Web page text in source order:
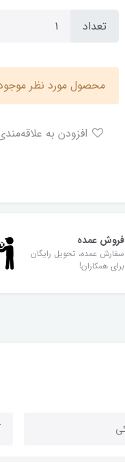
تعداد
محصول مورد نظر
فروش عمده
سفارش عمده، تحویل رایگان
برای همکاران!